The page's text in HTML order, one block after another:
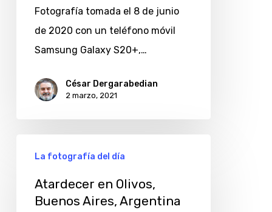
Aires,
Argentina
Fotografía tomada el 8 de junio
de 2020 con un teléfono móvil
Samsung Galaxy S20+,…
César Dergarabedian
2 marzo, 2021
Olivos,
Buenos
La fotografía del día
Atardecer en Olivos,
Buenos Aires, Argentina